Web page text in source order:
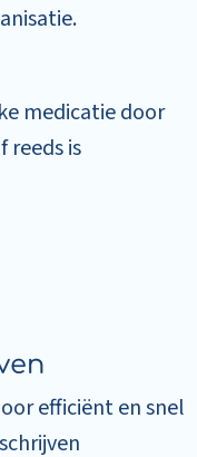
medicatie door
reeds is
efficiënt en snel